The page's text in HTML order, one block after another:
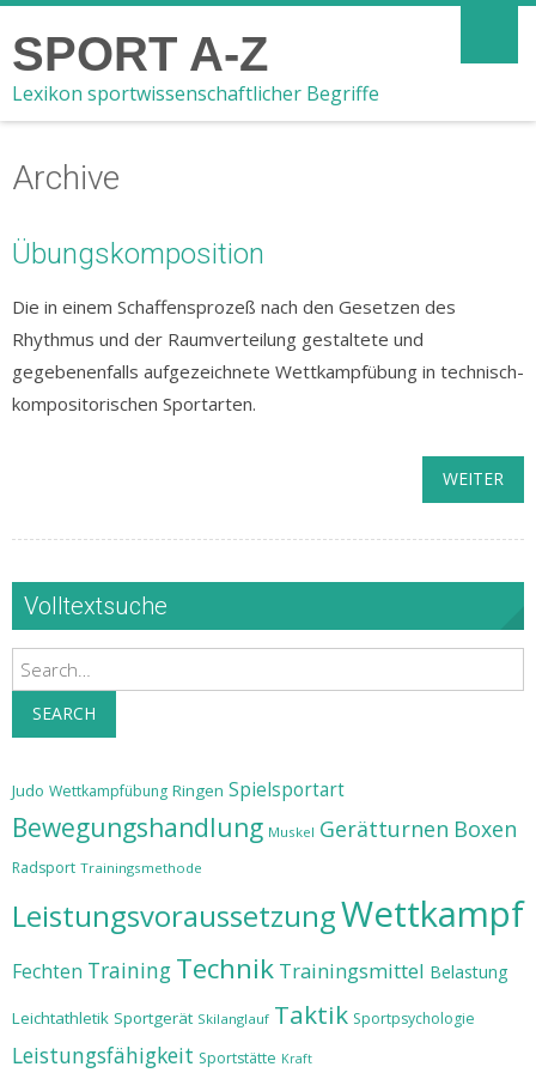
SPORT A-Z
Lexikon sportwissenschaftlicher Begriffe
Archive
Übungskomposition
Die in einem Schaffensprozeß nach den Gesetzen des
Rhythmus und der Raumverteilung gestaltete und
gegebenenfalls aufgezeichnete Wettkampfübung in technisch-
kompositorischen Sportarten.
WEITER
Volltextsuche
Search
SEARCH
Judo Wettkampfübung Ringen Spielsportart
Bewegungshandlung Muskel Gerätturnen Boxen
Radsport Trainingsmethode
LeistungsvoraussetzungWettkampf
Fechten Training Technik Trainingsmittel Belastung
Leichtathletik Sportgerät Skilanglauf Taktik Sportpsychologie
Leistungsfähigkeit Sportstätte Kraft